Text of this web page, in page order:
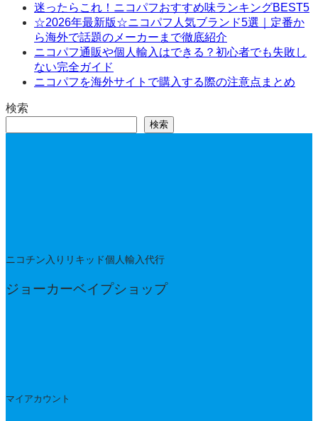
迷ったらこれ！ニコパフおすすめ味ランキングBEST5
☆2026年最新版☆ニコパフ人気ブランド5選｜定番か
ら海外で話題のメーカーまで徹底紹介
ニコパフ通販や個人輸入はできる？初心者でも失敗し
ない完全ガイド
ニコパフを海外サイトで購入する際の注意点まとめ
検索
検索
ニコチン入りリキッド個人輸入代行
ジョーカーベイプショップ
マイアカウント